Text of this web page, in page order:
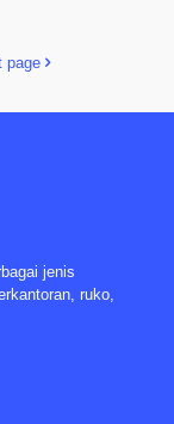
page
jenis
ruko,